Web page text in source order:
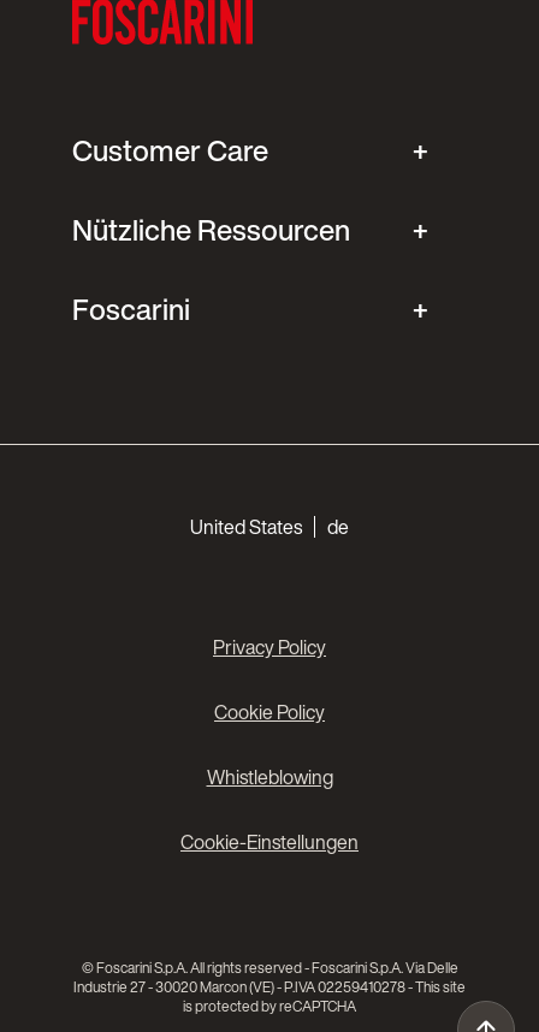
Customer Care
Nützliche Ressourcen
Foscarini
United States de
Privacy Policy
Cookie Policy
Whistleblowing
Cookie-Einstellungen
© Foscarini S.p.A. All rights reserved - Foscarini S.p.A. Via Delle
Industrie 27 - 30020 Marcon (VE) - P.IVA 02259410278 - This site
is protected by reCAPTCHA